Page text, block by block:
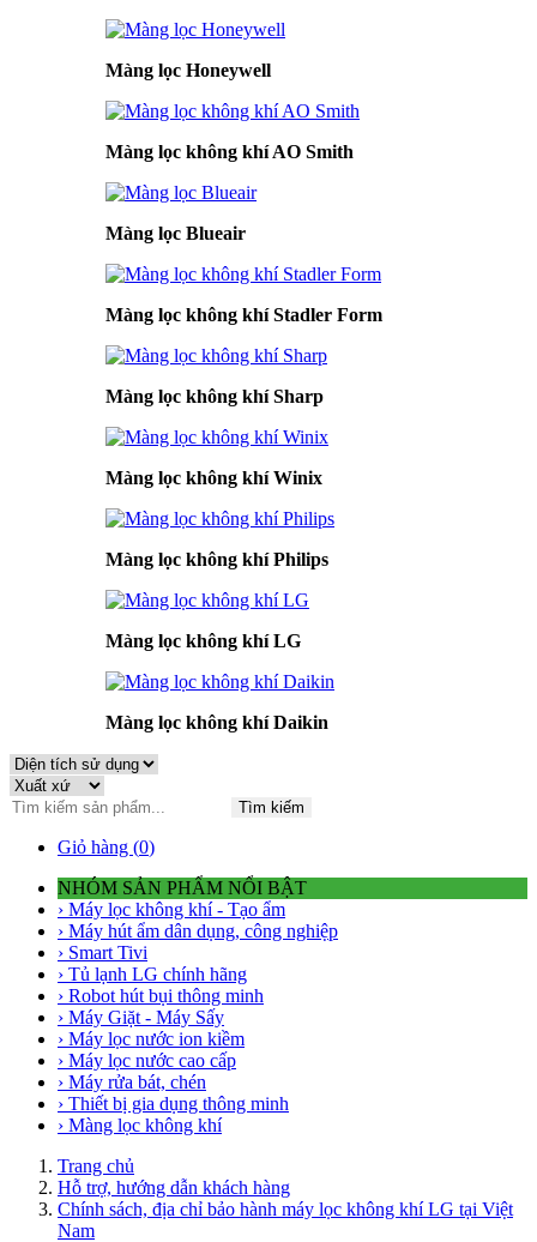
Màng lọc Honeywell
Màng lọc không khí AO Smith
Màng lọc Blueair
Màng lọc không khí Stadler Form
Màng lọc không khí Sharp
Màng lọc không khí Winix
Màng lọc không khí Philips
Màng lọc không khí LG
Màng lọc không khí Daikin
Tìm kiếm
Giỏ hàng (0)
NHÓM SẢN PHẨM NỔI BẬT
› Máy lọc không khí - Tạo ẩm
› Máy hút ẩm dân dụng, công nghiệp
› Smart Tivi
› Tủ lạnh LG chính hãng
› Robot hút bụi thông minh
› Máy Giặt - Máy Sấy
› Máy lọc nước ion kiềm
› Máy lọc nước cao cấp
› Máy rửa bát, chén
› Thiết bị gia dụng thông minh
› Màng lọc không khí
Trang chủ
Hỗ trợ, hướng dẫn khách hàng
Chính sách, địa chỉ bảo hành máy lọc không khí LG tại Việt
Nam